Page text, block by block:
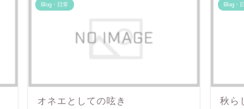
Blog・日常
オネエとしての呟き
Blog・
秋ら